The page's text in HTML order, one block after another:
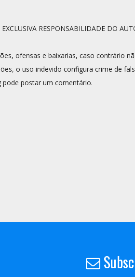
RESPONSABILIDADE DO
ofensas e baixarias, caso contrário
o uso indevido configura crime de
postar um comentário.